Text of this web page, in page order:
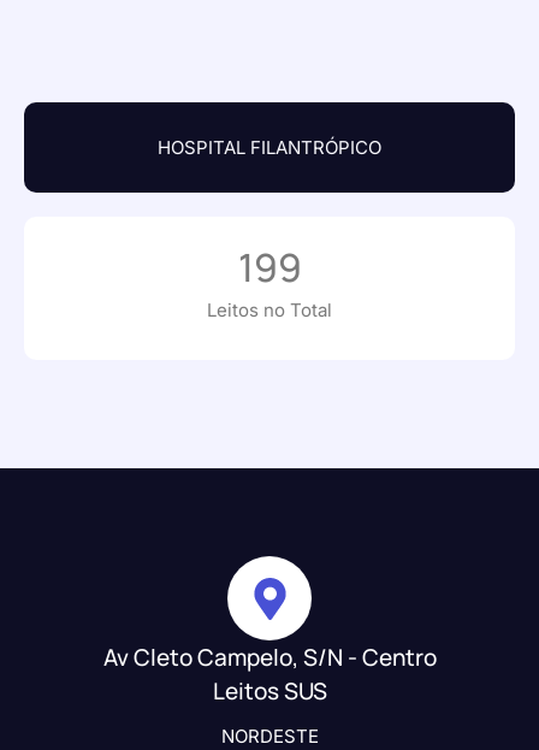
HOSPITAL FILANTRÓPICO
Leitos no Total
199
Av Cleto Campelo, S/N - Centro
Leitos SUS
NORDESTE